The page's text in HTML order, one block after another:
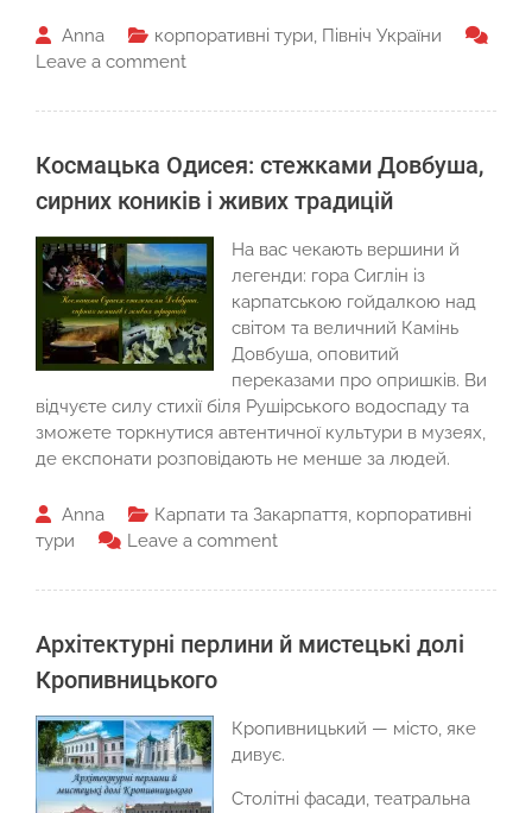
Anna корпоративні тури, Північ України
Leave a comment
Космацька Одисея: стежками Довбуша,
сирних коників і живих традицій
На вас чекають вершини й
легенди: гора Сиглін із
карпатською гойдалкою над
світом та величний Камінь
Довбуша, оповитий
переказами про опришків. Ви
відчуєте силу стихії біля Рушірського водоспаду та
зможете торкнутися автентичної культури в музеях,
де експонати розповідають не менше за людей.
Anna Карпати та Закарпаття, корпоративні
тури
Leave a comment
Архітектурні перлини й мистецькі долі
Кропивницького
Кропивницький — місто, яке
дивує.
Столітні фасади, театральна